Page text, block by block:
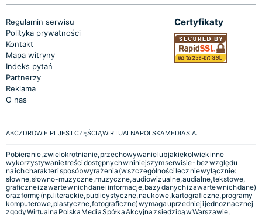
Regulamin serwisu
Polityka prywatności
Kontakt
Mapa witryny
Indeks pytań
Partnerzy
Reklama
O nas
Certyfikaty
ABCZDROWIE.PL JEST CZĘŚCIĄ WIRTUALNA POLSKA MEDIA S.A.
Pobieranie, zwielokrotnianie, przechowywanie lub jakiekolwiek inne
wykorzystywanie treści dostępnych w niniejszym serwisie - bez względu
na ich charakter i sposób wyrażenia (w szczególności lecz nie wyłącznie:
słowne, słowno-muzyczne, muzyczne, audiowizualne, audialne, tekstowe,
graficzne i zawarte w nich dane i informacje, bazy danych i zawarte w nich dane)
oraz formę (np. literackie, publicystyczne, naukowe, kartograficzne, programy
komputerowe, plastyczne, fotograficzne) wymaga uprzedniej i jednoznacznej
zgody Wirtualna Polska Media Spółka Akcyjna z siedzibą w Warszawie,